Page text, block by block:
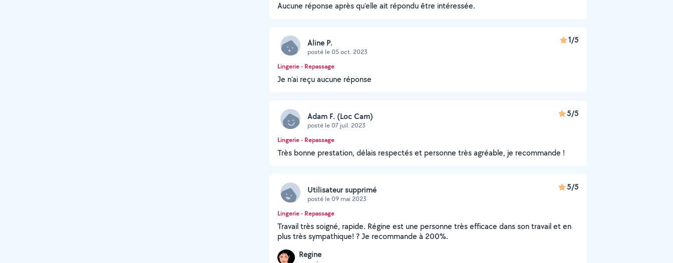
Aucune réponse après qu'elle ait répondu être intéressée.
Aline P.
posté le 05 oct. 2023
1/5
Lingerie - Repassage
Je n’ai reçu aucune réponse
Adam F. (Loc Cam)
posté le 07 juil. 2023
5/5
Lingerie - Repassage
Très bonne prestation, délais respectés et personne très agréable, je recommande !
Utilisateur supprimé
posté le 09 mai 2023
5/5
Lingerie - Repassage
Travail très soigné, rapide. Régine est une personne très efficace dans son travail et en
plus très sympathique! ? Je recommande à 200%.
Regine